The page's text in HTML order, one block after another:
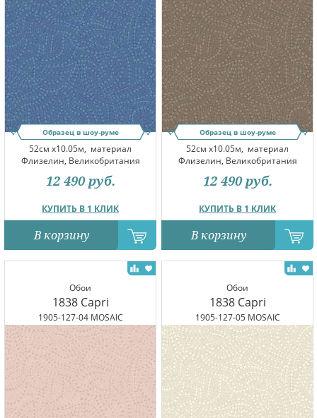
Образец в шоу-руме
52см x10.05м, материал
Флизелин, Великобритания
КУПИТЬ В 1 КЛИК
12 490 руб.
В корзину
Образец в шоу-руме
52см x10.05м, материал
Флизелин, Великобритания
КУПИТЬ В 1 КЛИК
12 490 руб.
В корзину
Обои
1838 Capri
1905-127-04 MOSAIC
Обои
1838 Capri
1905-127-05 MOSAIC